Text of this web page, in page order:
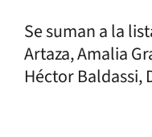
Se suman a la
Artaza, Amalia
Héctor Baldassi,